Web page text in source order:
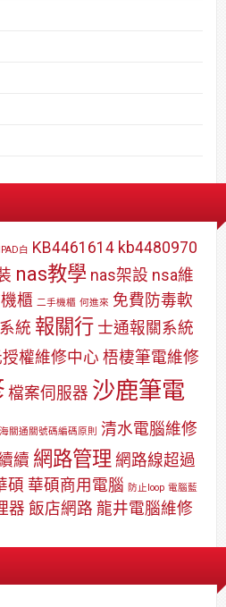
IPAD白 KB4461614 kb4480970
nas教學 nas架設 nsa維
櫃 二手機櫃 何進來 免費防毒軟
統 報關行 士通報關系統
權維修中心 梧棲筆電維修
檔案伺服器 沙鹿筆電
海關通關號碼編碼原則 清水電腦維修
續 網路管理 網路線超過
碩 華碩商用電腦 防止loop 電腦藍
器 飯店網路 龍井電腦維修